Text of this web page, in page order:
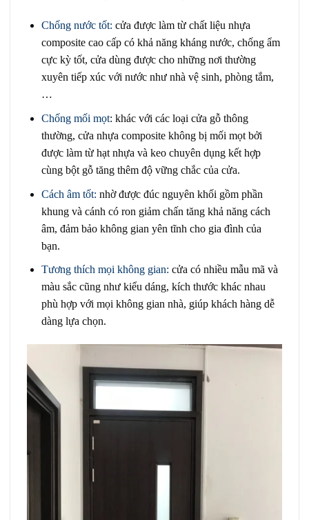
Chống nước tốt: cửa được làm từ chất liệu nhựa
composite cao cấp có khả năng kháng nước, chống ẩm
cực kỳ tốt, cửa dùng được cho những nơi thường
xuyên tiếp xúc với nước như nhà vệ sinh, phòng tắm,
…
Chống mối mọt: khác với các loại cửa gỗ thông
thường, cửa nhựa composite không bị mối mọt bởi
được làm từ hạt nhựa và keo chuyên dụng kết hợp
cùng bột gỗ tăng thêm độ vững chắc của cửa.
Cách âm tốt: nhờ được đúc nguyên khối gồm phần
khung và cánh có ron giảm chấn tăng khả năng cách
âm, đảm bảo không gian yên tĩnh cho gia đình của
bạn.
Tương thích mọi không gian: cửa có nhiều mẫu mã và
màu sắc cũng như kiểu dáng, kích thước khác nhau
phù hợp với mọi không gian nhà, giúp khách hàng dễ
dàng lựa chọn.